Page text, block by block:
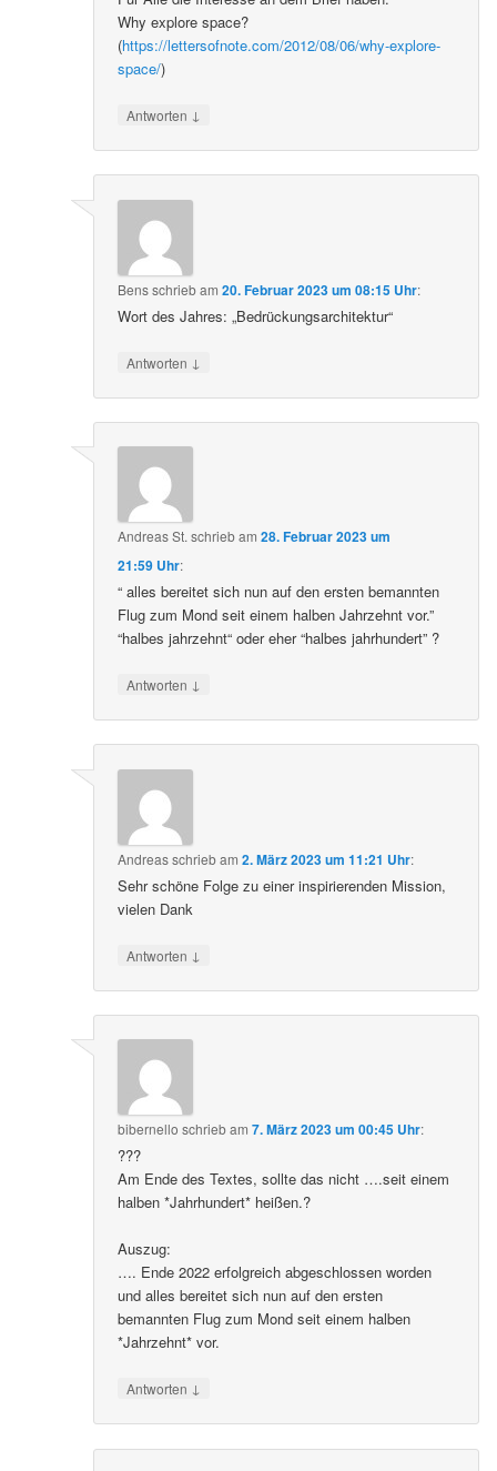
Why explore space?
(https://lettersofnote.com/2012/08/06/why-explore-
space/)
Antworten ↓
Bensschriebam20. Februar 2023 um 08:15 Uhr:
Wort des Jahres: „Bedrückungsarchitektur“
Antworten ↓
Andreas St. schriebam28. Februar 2023 um
21:59 Uhr:
“ alles bereitet sich nun auf den ersten bemannten
Flug zum Mond seit einem halben Jahrzehnt vor.”
“halbes jahrzehnt“ oder eher “halbes jahrhundert” ?
Antworten ↓
Andreasschriebam2. März 2023 um 11:21 Uhr:
Sehr schöne Folge zu einer inspirierenden Mission,
vielen Dank
Antworten ↓
bibernello schriebam7. März 2023 um 00:45 Uhr:
???
Am Ende des Textes, sollte das nicht ….seit einem
halben *Jahrhundert* heißen.?
Auszug:
…. Ende 2022 erfolgreich abgeschlossen worden
und alles bereitet sich nun auf den ersten
bemannten Flug zum Mond seit einem halben
*Jahrzehnt* vor.
Antworten ↓